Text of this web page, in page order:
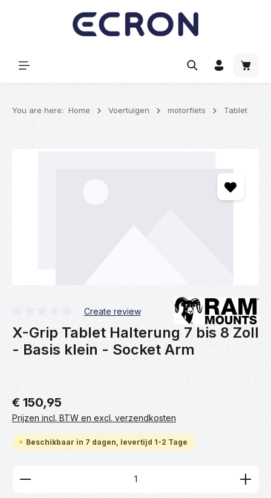
You are here: Home Voertuigen motorfiets Tablet
Gemiddelde waardering van 0 van 5 sterren
Create review
X-Grip Tablet Halterung 7 bis 8 Zoll
- Basis klein - Socket Arm
€ 150,95
Prijzen incl. BTW en excl. verzendkosten
Beschikbaar in 7 dagen, levertijd 1-2 Tage
Producthoeveelheid: Voer de gewenste